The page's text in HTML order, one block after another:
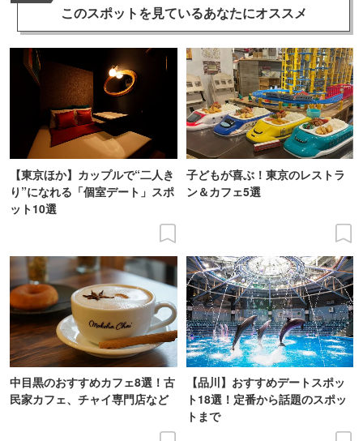
このスポットを見ているあなたにオススメ
【東京ほか】カップルで“二人き
り”になれる「個室デート」スポ
ット10選
子どもが喜ぶ！東京のレストラ
ン＆カフェ5選
中目黒のおすすめカフェ8選！古
民家カフェ、チャイ専門店など
【品川】おすすめデートスポッ
ト18選！定番から話題のスポッ
トまで